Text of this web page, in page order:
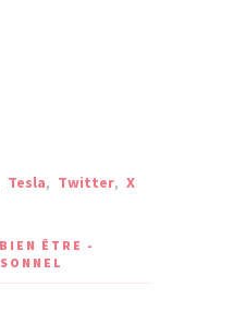
Tesla, Twitter, X
ÊTRE -